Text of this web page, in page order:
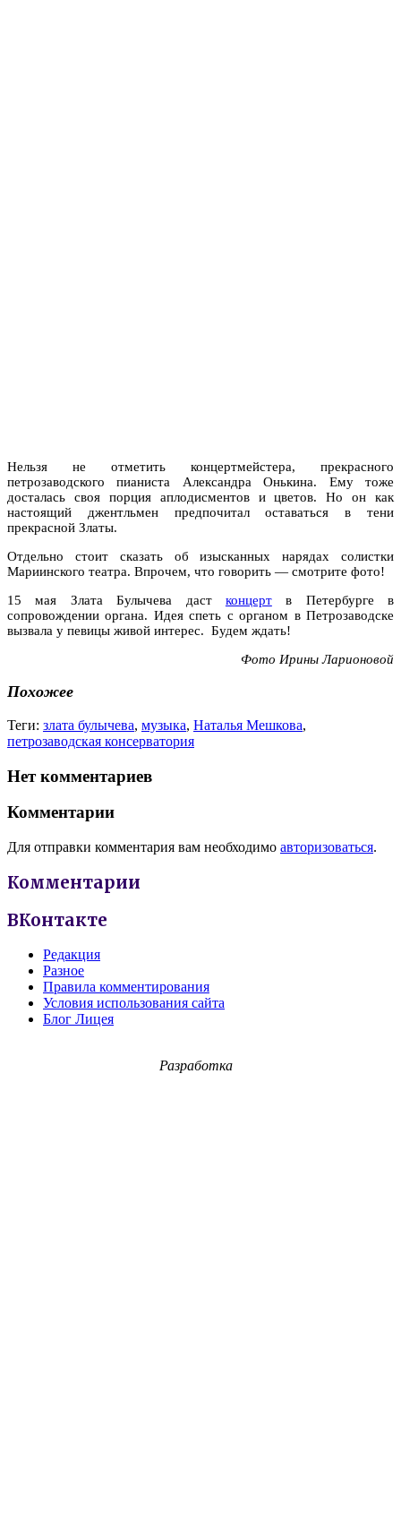
Нельзя не отметить концертмейстера, прекрасного
петрозаводского пианиста Александра Онькина. Ему тоже
досталась своя порция аплодисментов и цветов. Но он как
настоящий джентльмен предпочитал оставаться в тени
прекрасной Златы.
Отдельно стоит сказать об изысканных нарядах солистки
Мариинского театра. Впрочем, что говорить — смотрите фото!
15 мая Злата Булычева даст концертв Петербурге в
сопровождении органа. Идея спеть с органом в Петрозаводске
вызвала у певицы живой интерес. Будем ждать!
Фото Ирины Ларионовой
Похожее
Теги: злата булычева, музыка, Наталья Мешкова,
петрозаводская консерватория
Нет комментариев
Комментарии
Для отправки комментария вам необходимо авторизоваться.
Комментарии
ВКонтакте
Редакция
Разное
Правила комментирования
Условия использования сайта
Блог Лицея
Разработка